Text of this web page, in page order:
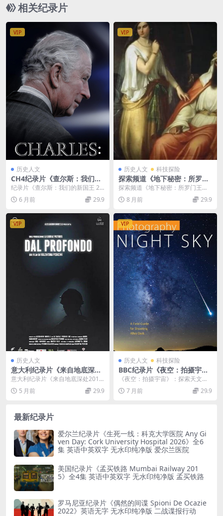
相关纪录片
VIP
历史人文
CH4纪录片《查尔斯：我们的
新国王 Charles: Our New Ki
ng 2022》全2集 英语中英双
字 官方纯净版 1080P/MKV/2.
纪录片《查尔斯：我们的新国王 20
22》：从敏感王子到君主的成长史
诗 英国第四频...
6 月前 29.9
VIP
历史人文 科技探险
探索频道《地下秘密：所罗门
王的宝藏 Secrets of the Und
erground King Solomon’s T
reasures 2017》英语无字 72
宝藏
探索频道《地下秘密：所罗门王的
宝藏 Secrets of the Undergr...
8 月前 29.9
VIP
历史人文
意大利纪录片《来自地底深处
Dal profondo 2013》意语中
英双字 官方纯净版 1080P/M
KV/3.04G 意大利最深煤矿
意大利纪录片《来自地底深处201
3》：探寻意大利最深煤矿 意大利
纪录片《来自地底...
5 月前 29.9
VIP
历史人文 科技探险
BBC纪录片《夜空：拍摄宇宙
The Sky at Night: Photogra
phing the Universe 2022》
英语中英双字 官方纯净版 108
《夜空：拍摄宇宙》：探索天文摄
影的奇妙之旅 在《夜空：拍摄宇宙
The Sky ...
7 月前 29.9
最新纪录片
爱尔兰纪录片《生死一线：科克大学医院 Any Gi
ven Day: Cork University Hospital 2026》全6
集 英语中英双字 无水印纯净版 爱尔兰医院
美国纪录片《孟买铁路 Mumbai Railway 201
5》全4集 英语中英双字 无水印纯净版 孟买铁路
罗马尼亚纪录片《偶然的间谍 Spioni De Ocazie
2022》英语无字 无水印纯净版 二战谍报行动